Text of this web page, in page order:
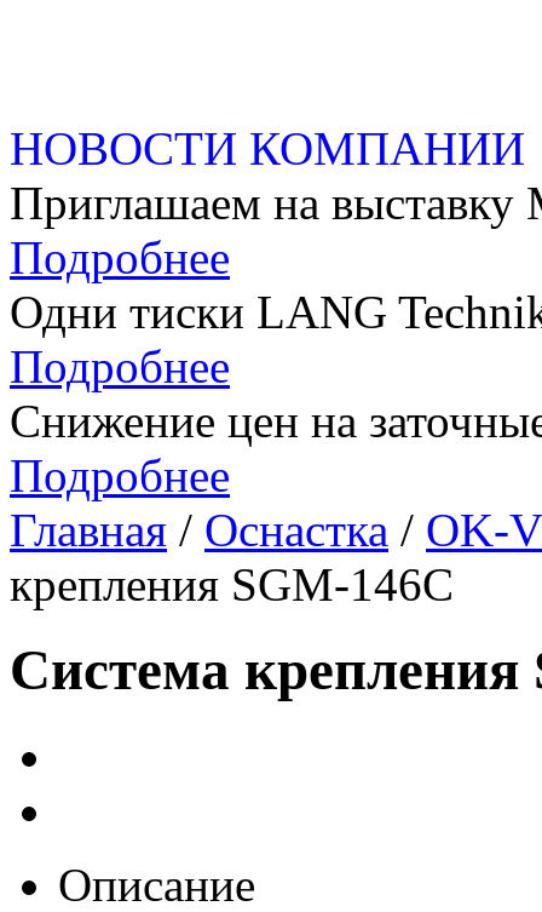
НОВОСТИ КОМПАНИИ
Приглашаем на
Подробнее
Одни тиски LANG
Подробнее
Снижение цен на
Подробнее
Главная / Оснастка / OK-
крепления SGM-146C
Система крепления
Описание